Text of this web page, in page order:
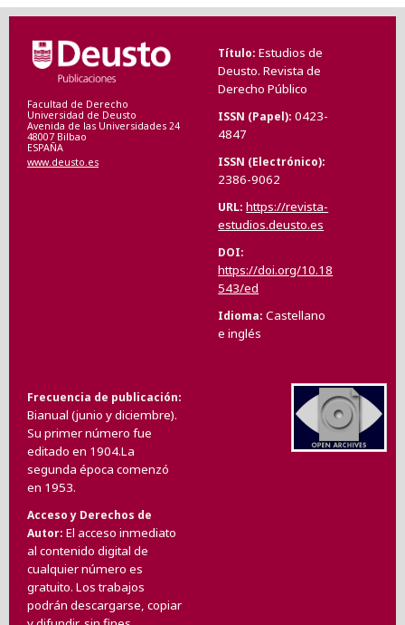
Facultad de Derecho
Universidad de Deusto
Avenida de las Universidades 24
48007 Bilbao
ESPAÑA
www.deusto.es
Título Estudios de
Deusto. Revista de
Derecho Público
ISSN (Papel) 0423-
4847
ISSN (Electrónico)
2386-9062
URL https://revista-
estudios.deusto.es
DOI
https://doi.org/10.18
543/ed
Idioma Castellano
e inglés
Frecuencia de publicación
Bianual (junio y diciembre).
Su primer número fue
editado en 1904.La
segunda época comenzó
en 1953.
Acceso y Derechos de
Autor El acceso inmediato
al contenido digital de
cualquier número es
gratuito. Los trabajos
podrán descargarse, copiar